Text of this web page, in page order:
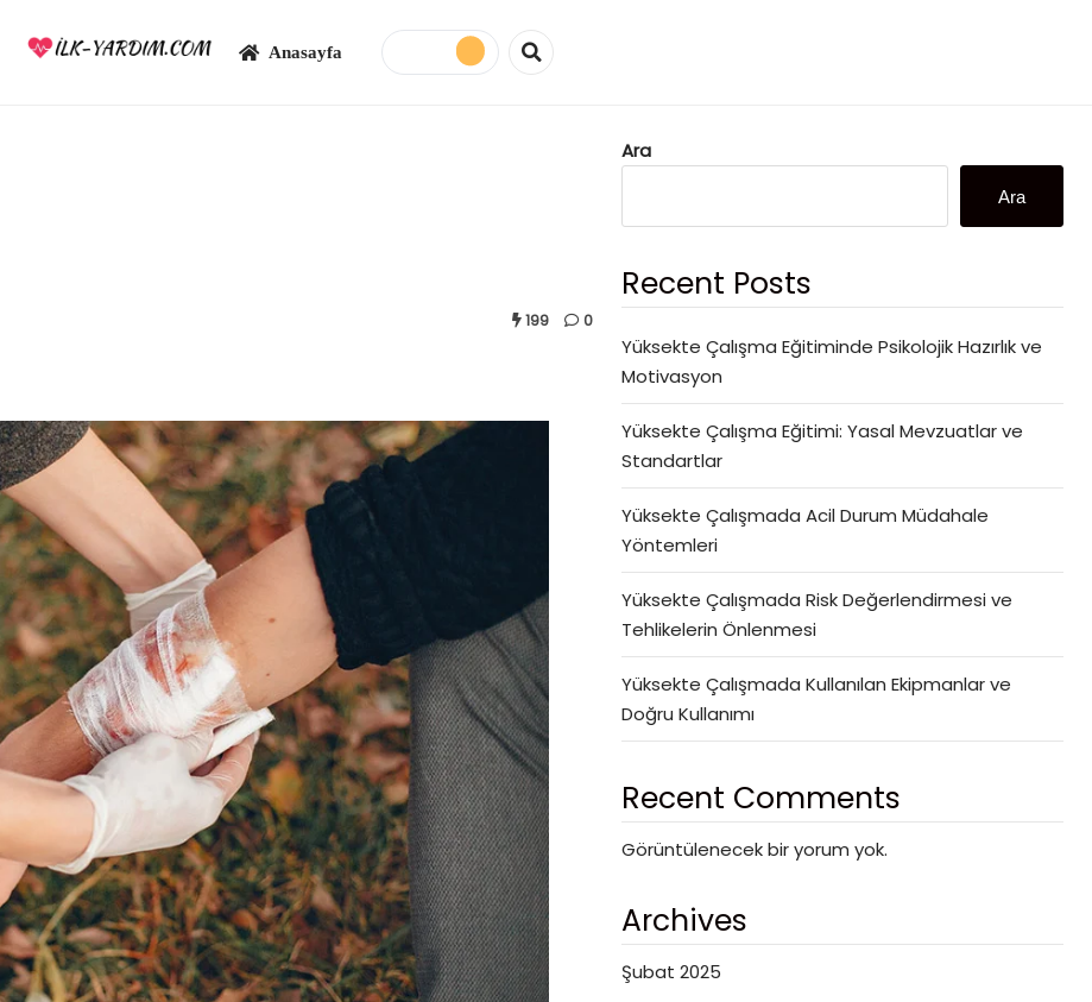
Anasayfa
199 0
Ara
Ara
Recent Posts
Yüksekte Çalışma Eğitiminde Psikolojik Hazırlık ve
Motivasyon
Yüksekte Çalışma Eğitimi: Yasal Mevzuatlar ve
Standartlar
Yüksekte Çalışmada Acil Durum Müdahale
Yöntemleri
Yüksekte Çalışmada Risk Değerlendirmesi ve
Tehlikelerin Önlenmesi
Yüksekte Çalışmada Kullanılan Ekipmanlar ve
Doğru Kullanımı
Recent Comments
Görüntülenecek bir yorum yok.
Archives
Şubat 2025